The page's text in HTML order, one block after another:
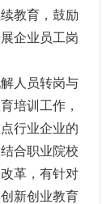
教育，鼓励
企业员工岗
人员转岗与
培训工作，
行业企业的
合职业院校
革，有针对
新创业教育